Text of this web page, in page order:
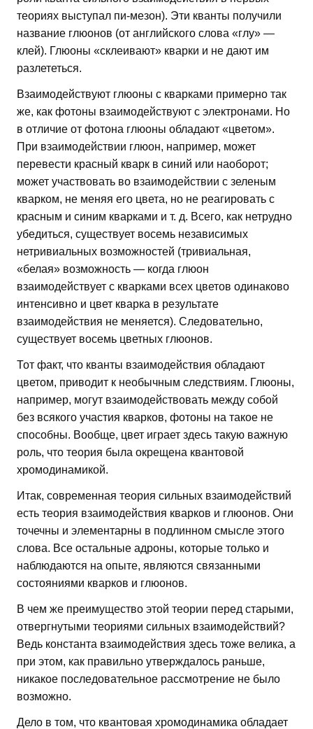
теориях выступал пи-мезон). Эти кванты получили
название глюонов (от английского слова «глу» —
клей). Глюоны «склеивают» кварки и не дают им
разлететься.
Взаимодействуют глюоны с кварками примерно так
же, как фотоны взаимодействуют с электронами. Но
в отличие от фотона глюоны обладают «цветом».
При взаимодействии глюон, например, может
перевести красный кварк в синий или наоборот;
может участвовать во взаимодействии с зеленым
кварком, не меняя его цвета, но не реагировать с
красным и синим кварками и т. д. Всего, как нетрудно
убедиться, существует восемь независимых
нетривиальных возможностей (тривиальная,
«белая» возможность — когда глюон
взаимодействует с кварками всех цветов одинаково
интенсивно и цвет кварка в результате
взаимодействия не меняется). Следовательно,
существует восемь цветных глюонов.
Тот факт, что кванты взаимодействия обладают
цветом, приводит к необычным следствиям. Глюоны,
например, могут взаимодействовать между собой
без всякого участия кварков, фотоны на такое не
способны. Вообще, цвет играет здесь такую важную
роль, что теория была окрещена квантовой
хромодинамикой.
Итак, современная теория сильных взаимодействий
есть теория взаимодействия кварков и глюонов. Они
точечны и элементарны в подлинном смысле этого
слова. Все остальные адроны, которые только и
наблюдаются на опыте, являются связанными
состояниями кварков и глюонов.
В чем же преимущество этой теории перед старыми,
отвергнутыми теориями сильных взаимодействий?
Ведь константа взаимодействия здесь тоже велика, а
при этом, как правильно утверждалось раньше,
никакое последовательное рассмотрение не было
возможно.
Дело в том, что квантовая хромодинамика обладает